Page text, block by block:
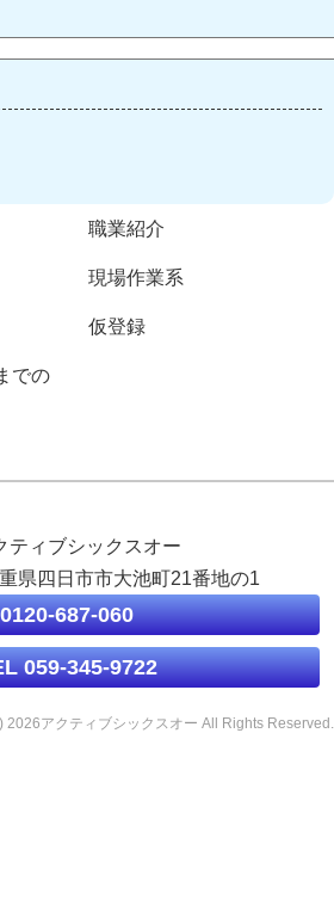
職業紹介
現場作業系
仮登録
での
県四日市市大池町21番地の1
0120-687-060
059-345-9722
2026アクティブシックスオー All Rights Reserved.